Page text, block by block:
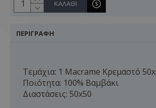
ΚΑΛΆΘΙ
ΠΕΡΙΓΡΑΦΉ
Τεμάχια: 1 Macrame Κρεμαστό
Ποιότητα: 100% Βαμβάκι
Διαστάσεις: 50x50